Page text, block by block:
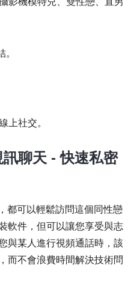
上社交。
聊天 - 快速私密
都可以輕鬆訪問這個同性戀
軟件，但可以讓您享受與志
與某人進行視頻通話時，該
而不會浪費時間解決技術問